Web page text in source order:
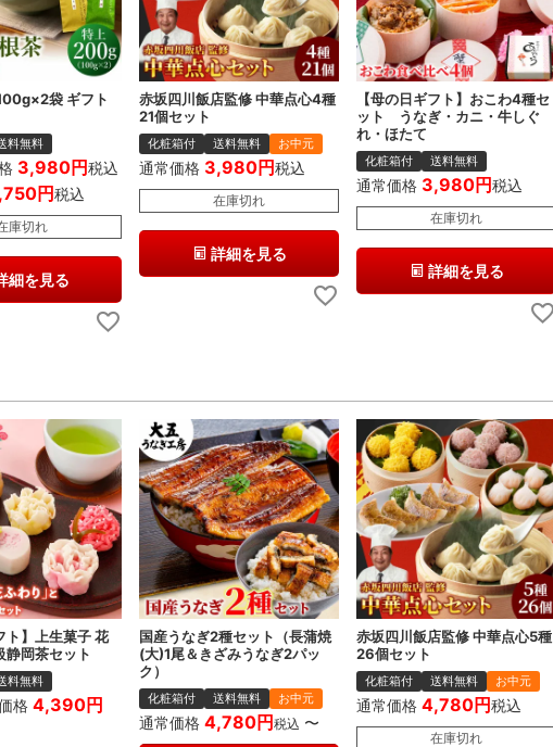
袋 ギフト
料無料
3,980
税込
税込
庫切れ
細を見る
赤坂四川飯店監修 中華点心4種
21個セット
化粧箱付 送料無料 お中元
通常価格 3,980 税込
在庫切れ
詳細を見る
【母の日ギフト】おこわ4種セ
ット うなぎ・カニ・牛しぐ
れ・ほたて
化粧箱付 送料無料
通常価格 3,980 税込
在庫切れ
詳細を見る
ト】上生菓子 花
静岡茶セット
料無料
格 4,390
国産うなぎ2種セット（長蒲焼
(大)1尾＆きざみうなぎ2パッ
ク）
化粧箱付 送料無料 お中元
通常価格 4,780 税込 〜
赤坂四川飯店監修 中華点心5種
26個セット
化粧箱付 送料無料 お中元
通常価格 4,780 税込
在庫切れ